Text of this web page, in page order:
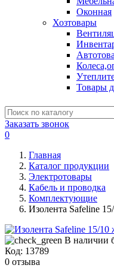
Оконная
Хозтовары
Товары
Заказать звонок
0
Главная
Каталог продукции
Электротовары
Кабель и проводка
Комплектующие
Изолента Safeline
В наличии
Код: 13789
0 отзыва